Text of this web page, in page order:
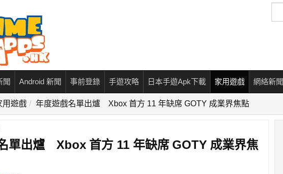
尋
聞 Android 新聞 事前登錄 手遊攻略 日本手遊Apk下載 家用遊戲 網絡新聞
用遊戲 年度遊戲名單出爐 Xbox 首方 11 年缺席 GOTY 成業界焦點
單出爐 Xbox 首方 11 年缺席 GOTY 成業界焦